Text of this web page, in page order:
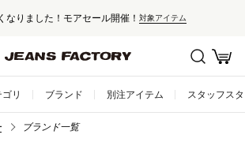
なりました！モアセール開催！ 対象アイテム
リ ブランド 別注アイテム スタッフス
ブランド一覧